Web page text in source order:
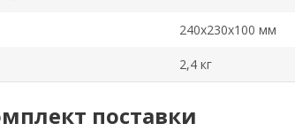
240x230x100 мм
2,4 кг
поставки